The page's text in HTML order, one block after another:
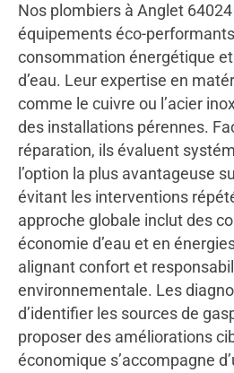
Nos plombiers à Anglet
équipements éco-
consommation énergétique
d’eau. Leur expertise en
comme le cuivre ou l’acier
des installations pérennes.
réparation, ils évaluent
l’option la plus avantageuse
évitant les interventions
approche globale inclut des
économie d’eau et en
alignant confort et
environnementale. Les
d’identifier les sources de
proposer des améliorations
économique s’accompagne